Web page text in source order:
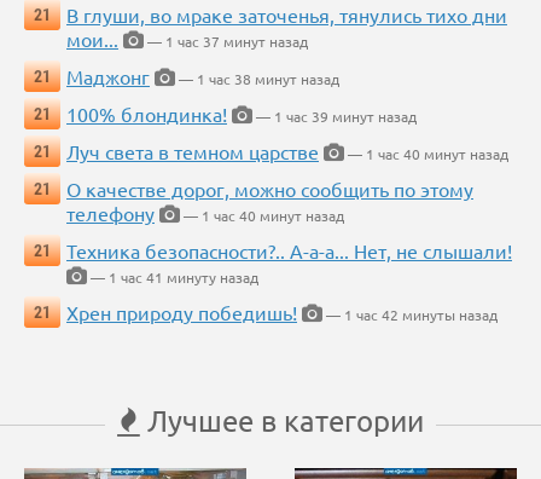
21
В глуши, во мраке заточенья, тянулись тихо дни
мои...
— 1 час 37 минут назад
21
Маджонг
— 1 час 38 минут назад
21
100% блондинка!
— 1 час 39 минут назад
21
Луч света в темном царстве
— 1 час 40 минут назад
21
О качестве дорог, можно сообщить по этому
телефону
— 1 час 40 минут назад
21
Техника безопасности?.. А-а-а... Нет, не слышали!
— 1 час 41 минуту назад
21
Хрен природу победишь! — 1 час 42 минуты назад
Лучшее в категории